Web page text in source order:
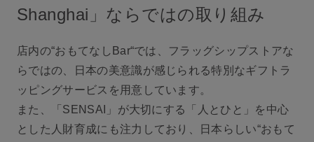
Shanghai」ならではの取り組み
店内の“おもてなしBar“では、フラッグシップストアな
らではの、日本の美意識が感じられる特別なギフトラ
ッピングサービスを用意しています。
また、「SENSAI」が大切にする「人とひと」を中心
とした人財育成にも注力しており、日本らしい“おもて